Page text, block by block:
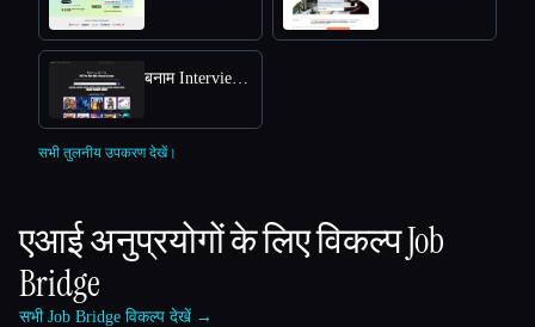
बनाम Interview Answer Generator
सभी तुलनीय उपकरण देखें।
एआई अनुप्रयोगों के लिए विकल्पJob
Bridge
सभी Job Bridge विकल्प देखें →